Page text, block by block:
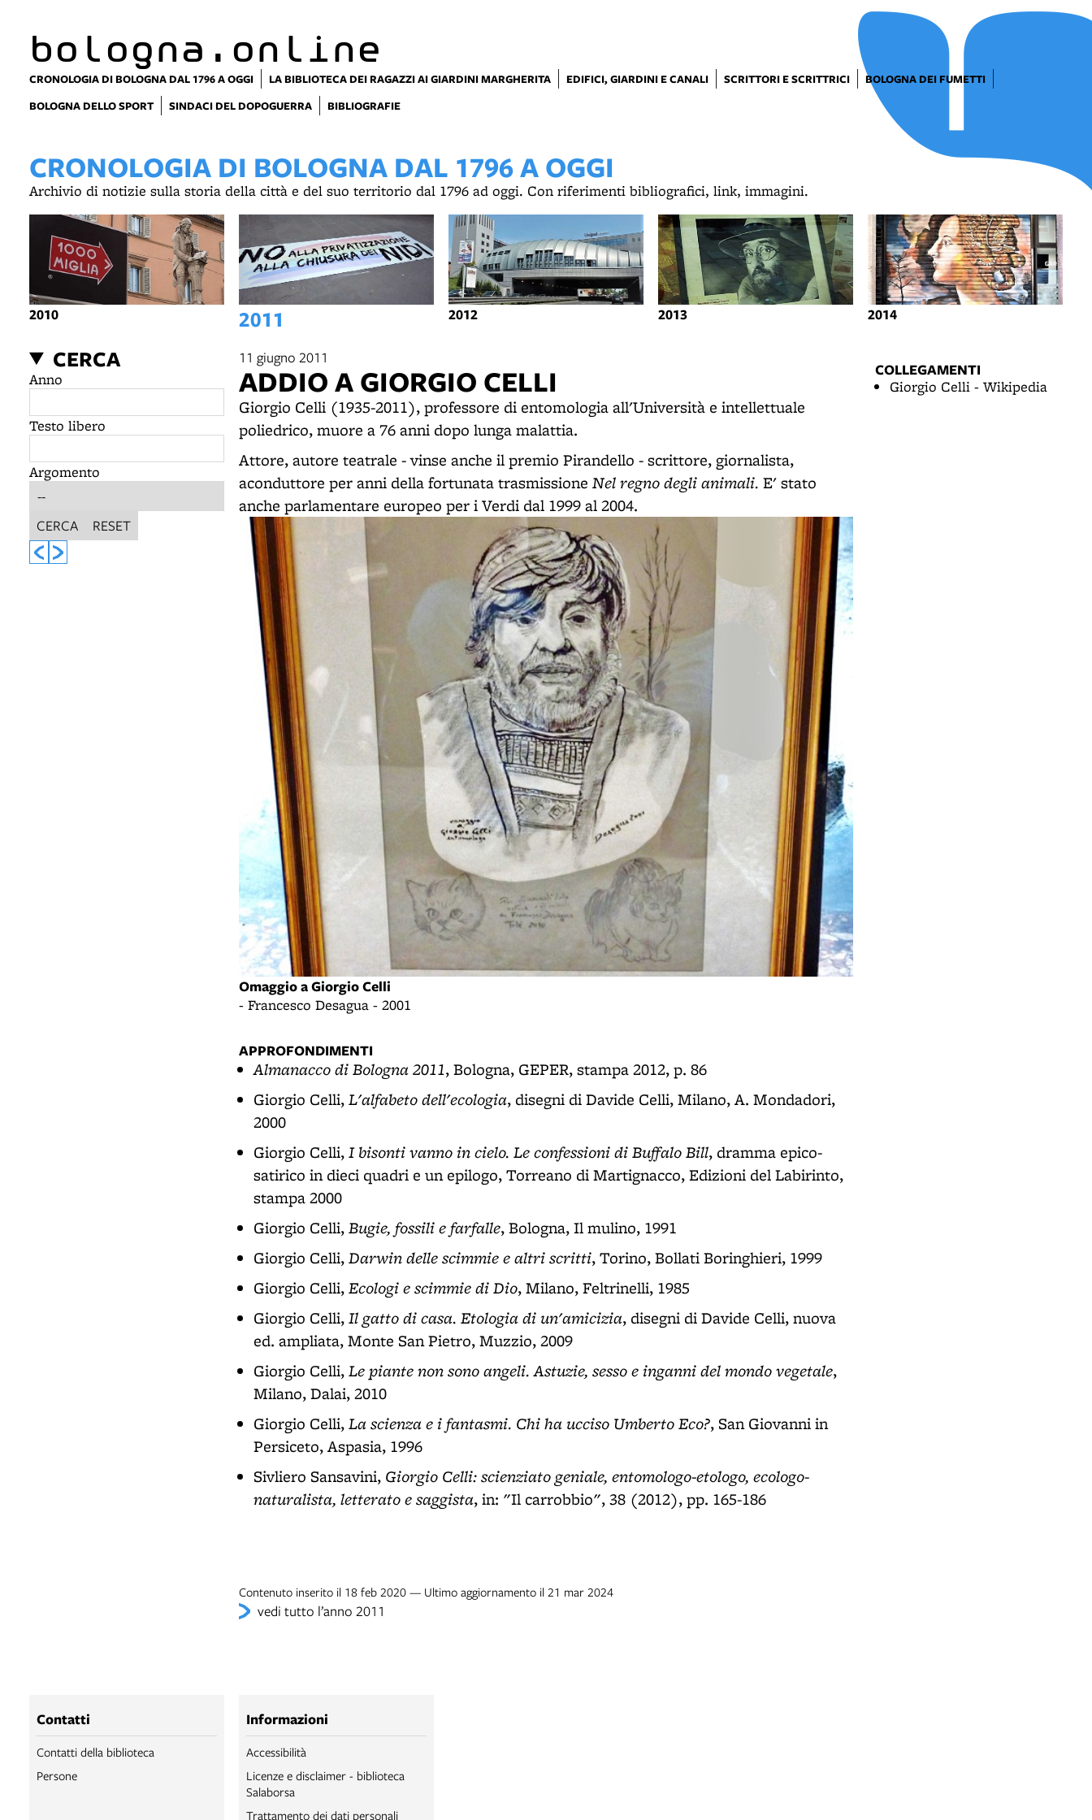
bologna.online
CRONOLOGIA DI BOLOGNA DAL 1796 A OGGI LA BIBLIOTECA DEI RAGAZZI AI GIARDINI MARGHERITA EDIFICI, GIARDINI E CANALI SCRITTORI E SCRITTRICI
BOLOGNA DEI FUMETTI
BOLOGNA DELLO SPORT
SINDACI DEL DOPOGUERRA BIBLIOGRAFIE
CRONOLOGIA DI BOLOGNA DAL 1796 A OGGI
Archivio di notizie sulla storia della città e del suo territorio dal 1796 ad oggi. Con riferimenti bibliografici, link, immagini.
2010 2011 2012 2013 2014
CERCA
Anno
Testo libero
Argomento
CERCA RESET
11 giugno 2011
ADDIO A GIORGIO CELLI
Giorgio Celli (1935-2011), professore di entomologia all'Università e intellettuale
poliedrico, muore a 76 anni dopo lunga malattia.
Attore, autore teatrale - vinse anche il premio Pirandello - scrittore, giornalista,
aconduttore per anni della fortunata trasmissione Nel regno degli animali. E' stato
anche parlamentare europeo per i Verdi dal 1999 al 2004.
Omaggio a Giorgio Celli
- Francesco Desagua - 2001
APPROFONDIMENTI
Almanacco di Bologna 2011, Bologna, GEPER, stampa 2012, p. 86
Giorgio Celli,L'alfabeto dell'ecologia, disegni di Davide Celli, Milano, A. Mondadori,
2000
Giorgio Celli,I bisonti vanno in cielo. Le confessioni di Buffalo Bill, dramma epico-
satirico in dieci quadri e un epilogo, Torreano di Martignacco, Edizioni del Labirinto,
stampa 2000
Giorgio Celli,Bugie, fossili e farfalle, Bologna, Il mulino, 1991
Giorgio Celli,Darwin delle scimmie e altri scritti, Torino, Bollati Boringhieri, 1999
Giorgio Celli,Ecologi e scimmie di Dio, Milano, Feltrinelli, 1985
Giorgio Celli,Il gatto di casa. Etologia di un'amicizia, disegni di Davide Celli, nuova
ed. ampliata, Monte San Pietro, Muzzio, 2009
Giorgio Celli,Le piante non sono angeli. Astuzie, sesso e inganni del mondo vegetale,
Milano, Dalai, 2010
Giorgio Celli,La scienza e i fantasmi. Chi ha ucciso Umberto Eco?, San Giovanni in
Persiceto, Aspasia, 1996
Sivliero Sansavini, Giorgio Celli: scienziato geniale, entomologo-etologo, ecologo-
naturalista, letterato e saggista, in: "Il carrobbio", 38 (2012), pp. 165-186
Contenuto inserito il 18 feb 2020 — Ultimo aggiornamento il 21 mar 2024
vedi tutto l’anno 2011
COLLEGAMENTI
Giorgio Celli - Wikipedia
Contatti
Contatti della biblioteca
Persone
Informazioni
Accessibilità
Licenze e disclaimer - biblioteca
Salaborsa
Trattamento dei dati personali